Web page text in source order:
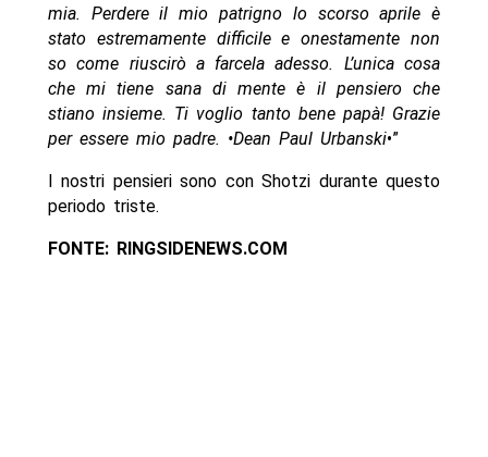
mia. Perdere il mio patrigno lo scorso aprile è
stato estremamente difficile e onestamente non
so come riuscirò a farcela adesso. L’unica cosa
che mi tiene sana di mente è il pensiero che
stiano insieme. Ti voglio tanto bene papà! Grazie
per essere mio padre. •Dean Paul Urbanski•”
I nostri pensieri sono con Shotzi durante questo
periodo triste.
FONTE: RINGSIDENEWS.COM